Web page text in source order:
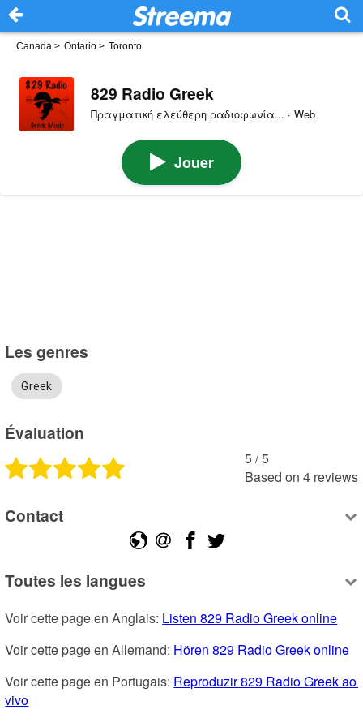
Canada > Ontario > Toronto
829 Radio Greek
Πραγματική ελεύθερη ραδιοφωνία... · Web
Jouer
Les genres
Greek
Évaluation
5 /5
Based on 4 reviews
Contact
Toutes les langues
Voir cette page en Anglais: Listen 829 Radio Greek online
Voir cette page en Allemand: Hören 829 Radio Greek online
Voir cette page en Portugais: Reproduzir 829 Radio Greek ao
vivo